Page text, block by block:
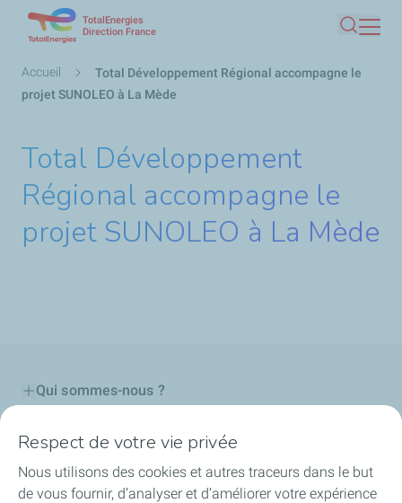
contenu
TotalEnergies
Direction France
Fil
d'Ariane
Accueil
Total Développement Régional accompagne le
projet SUNOLEO à La Mède
Total Développement
Régional accompagne le
projet SUNOLEO à La Mède
Qui sommes-nous ?
Notre ancrage territorial
Financer les entreprises
Respect de votre vie privée
Nous utilisons des cookies et autres traceurs dans le but
de vous fournir, d’analyser et d’améliorer votre expérience